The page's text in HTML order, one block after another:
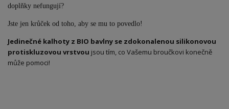
doplňky nefungují?
Jste jen krůček od toho, aby se mu to povedlo!
Jedinečné kalhoty z BIO bavlny se zdokonalenou silikonovou
protiskluzovou vrstvou jsou tím, co Vašemu broučkovi konečně
může pomoci!